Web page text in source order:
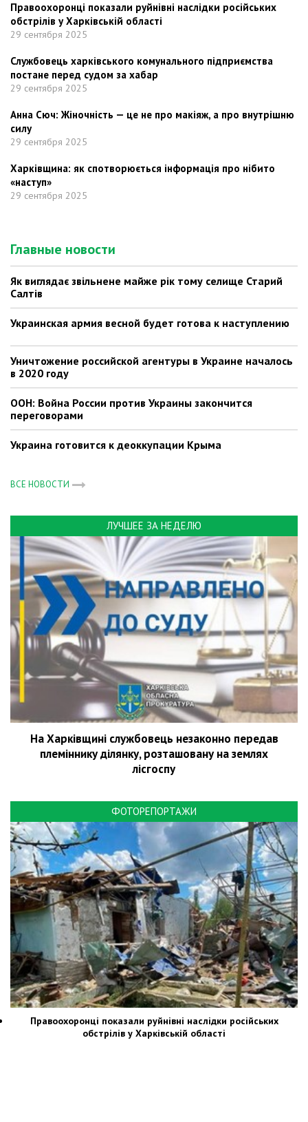
Правоохоронці показали руйнівні наслідки російських
обстрілів у Харківській області
29 сентября 2025
Службовець харківського комунального підприємства
постане перед судом за хабар
29 сентября 2025
Анна Сюч: Жіночність — це не про макіяж, а про внутрішню
силу
29 сентября 2025
Харківщина: як спотворюється інформація про нібито
«наступ»
29 сентября 2025
Главные новости
Як виглядає звільнене майже рік тому селище Старий
Салтів
Украинская армия весной будет готова к наступлению
Уничтожение российской агентуры в Украине началось
в 2020 году
ООН: Война России против Украины закончится
переговорами
Украина готовится к деоккупации Крыма
ВСЕ НОВОСТИ
ЛУЧШЕЕ ЗА НЕДЕЛЮ
На Харківщині службовець незаконно передав
племіннику ділянку, розташовану на землях
лісгоспу
ФОТОРЕПОРТАЖИ
Правоохоронці показали руйнівні наслідки російських
обстрілів у Харківській області